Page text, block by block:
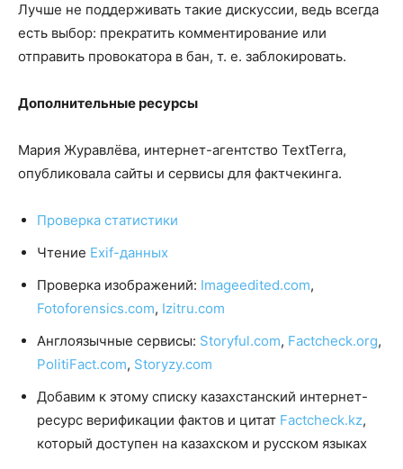
Лучше не поддерживать такие дискуссии, ведь всегда
есть выбор: прекратить комментирование или
отправить провокатора в бан, т. е. заблокировать.
Дополнительные ресурсы
Мария Журавлёва, интернет-агентство TextTerra,
опубликовала сайты и сервисы для фактчекинга.
Проверка статистики
Чтение Exif-данных
Проверка изображений: Imageedited.com,
Fotoforensics.com, Izitru.com
Англоязычные сервисы: Storyful.com, Factcheck.org,
PolitiFact.com, Storyzy.com
Добавим к этому списку казахстанский интернет-
ресурс верификации фактов и цитат Factcheck.kz,
который доступен на казахском и русском языках